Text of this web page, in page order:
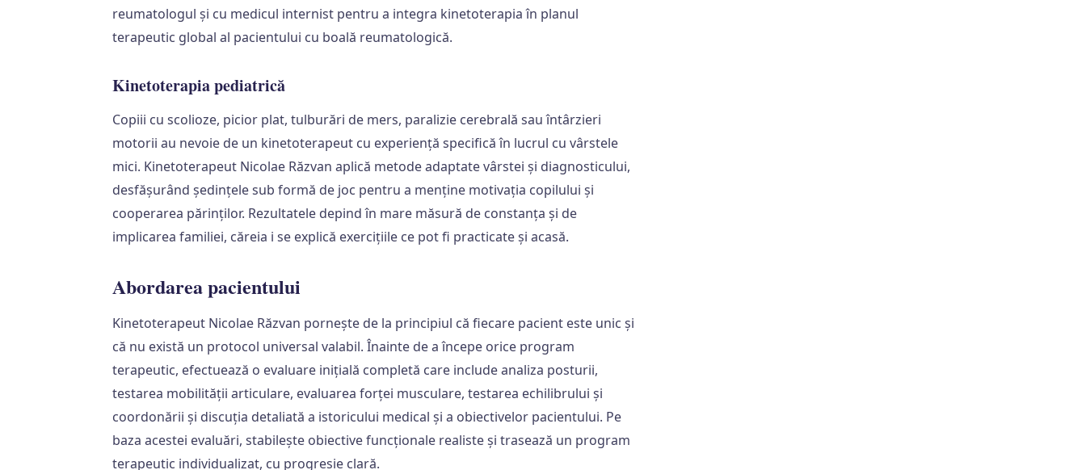
reumatologul și cu medicul internist pentru a integra kinetoterapia în planul
terapeutic global al pacientului cu boală reumatologică.
Kinetoterapia pediatrică
Copiii cu scolioze, picior plat, tulburări de mers, paralizie cerebrală sau întârzieri
motorii au nevoie de un kinetoterapeut cu experiență specifică în lucrul cu vârstele
mici. Kinetoterapeut Nicolae Răzvan aplică metode adaptate vârstei și diagnosticului,
desfășurând ședințele sub formă de joc pentru a menține motivația copilului și
cooperarea părinților. Rezultatele depind în mare măsură de constanța și de
implicarea familiei, căreia i se explică exercițiile ce pot fi practicate și acasă.
Abordarea pacientului
Kinetoterapeut Nicolae Răzvan pornește de la principiul că fiecare pacient este unic și
că nu există un protocol universal valabil. Înainte de a începe orice program
terapeutic, efectuează o evaluare inițială completă care include analiza posturii,
testarea mobilității articulare, evaluarea forței musculare, testarea echilibrului și
coordonării și discuția detaliată a istoricului medical și a obiectivelor pacientului. Pe
baza acestei evaluări, stabilește obiective funcționale realiste și trasează un program
terapeutic individualizat, cu progresie clară.